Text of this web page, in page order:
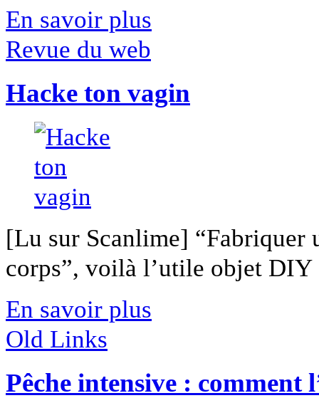
En savoir plus
Revue du web
Hacke ton vagin
[Lu sur Scanlime] “Fabriquer
corps”, voilà l’utile objet
En savoir plus
Old Links
Pêche intensive : comment